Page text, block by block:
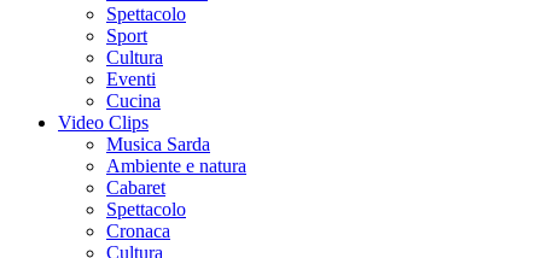
Spettacolo
Sport
Cultura
Eventi
Cucina
Video Clips
Musica Sarda
Ambiente e natura
Cabaret
Spettacolo
Cronaca
Cultura